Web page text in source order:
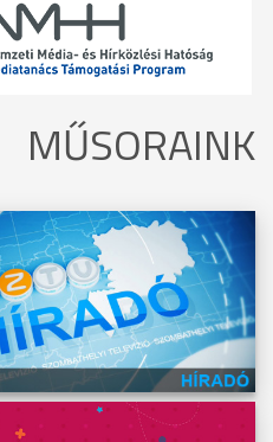
MŰSORAINK